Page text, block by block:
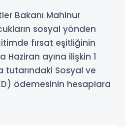
Bakanı Mahinur
sosyal yönden
fırsat eşitliğinin
Haziran ayına ilişkin 1
tutarındaki Sosyal ve
ödemesinin hesaplara